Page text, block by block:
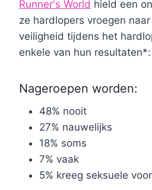
Runner's World hield een
ze hardlopers vroegen
veiligheid tijdens het
enkele van hun resultaten*:
Nageroepen worden:
48% nooit
27% nauwelijks
18% soms
7% vaak
5% kreeg seksuele